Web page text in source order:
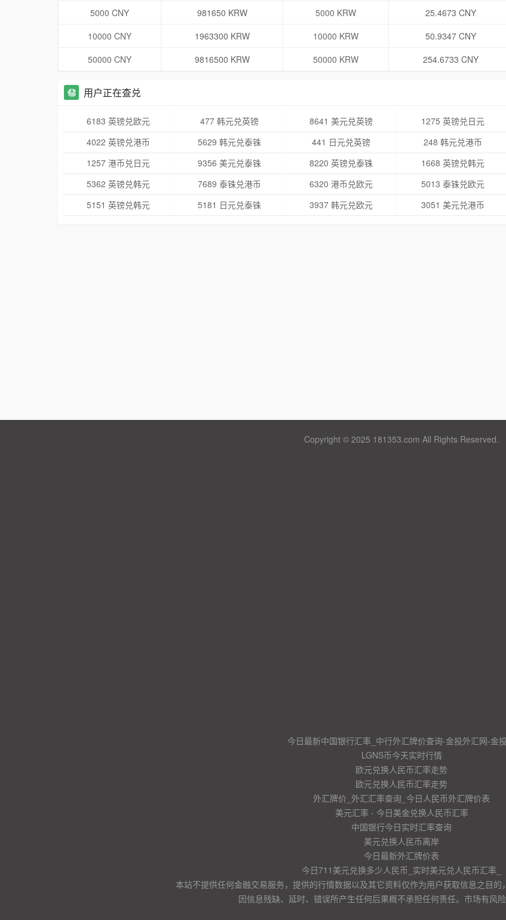
5000 CNY
981650 KRW 5000 KRW
25.4673 CNY
10000 CNY
1963300 KRW 10000 KRW
50.9347 CNY
50000 CNY
9816500 KRW 50000 KRW 254.6733 CNY
用户正在查兑
6183 英镑兑欧元 477 韩元兑英镑 8641 美元兑英镑
1275 英镑兑日元
4022 英镑兑港币
5629 韩元兑泰铢 441 日元兑英镑
248 韩元兑港币
1257 港币兑日元
9356 美元兑泰铢 8220 英镑兑泰铢
1668 英镑兑韩元
5362 英镑兑韩元
7689 泰铢兑港币 6320 港币兑欧元
5013 泰铢兑欧元
5151 英镑兑韩元
5181 日元兑泰铢 3937 韩元兑欧元 3051 美元兑港币
Copyright © 2025 181353.com All Rights Reserved.
今日最新中国银行汇率_中行外汇牌价查询-金投外汇网-金
LGNS币今天实时行情
欧元兑换人民币汇率走势
欧元兑换人民币汇率走势
外汇牌价_外汇汇率查询_今日人民币外汇牌价表
美元汇率 - 今日美金兑换人民币汇率
中国银行今日实时汇率查询
美元兑换人民币离岸
今日最新外汇牌价表
今日711美元兑换多少人民币_实时美元兑人民币汇率_
本站不提供任何金融交易服务，提供的行情数据以及其它资料仅作为用户获取信息之目的
因信息残缺、延时、错误所产生任何后果概不承担任何责任。市场有风险